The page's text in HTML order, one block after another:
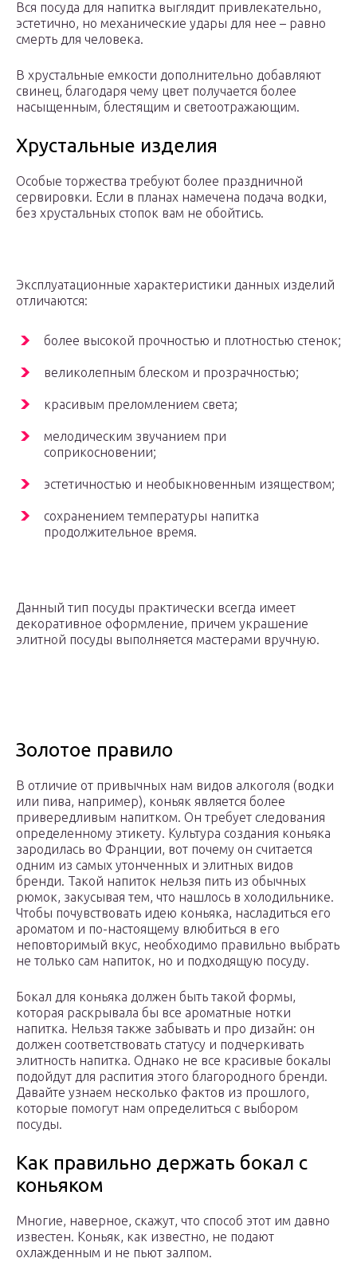
Вся посуда для напитка выглядит привлекательно,
эстетично, но механические удары для нее – равно
смерть для человека.
В хрустальные емкости дополнительно добавляют
свинец, благодаря чему цвет получается более
насыщенным, блестящим и светоотражающим.
Хрустальные изделия
Особые торжества требуют более праздничной
сервировки. Если в планах намечена подача водки,
без хрустальных стопок вам не обойтись.
Эксплуатационные характеристики данных изделий
отличаются:
более высокой прочностью и плотностью стенок;
великолепным блеском и прозрачностью;
красивым преломлением света;
мелодическим звучанием при
соприкосновении;
эстетичностью и необыкновенным изяществом;
сохранением температуры напитка
продолжительное время.
Данный тип посуды практически всегда имеет
декоративное оформление, причем украшение
элитной посуды выполняется мастерами вручную.
Золотое правило
В отличие от привычных нам видов алкоголя (водки
или пива, например), коньяк является более
привередливым напитком. Он требует следования
определенному этикету. Культура создания коньяка
зародилась во Франции, вот почему он считается
одним из самых утонченных и элитных видов
бренди. Такой напиток нельзя пить из обычных
рюмок, закусывая тем, что нашлось в холодильнике.
Чтобы почувствовать идею коньяка, насладиться его
ароматом и по-настоящему влюбиться в его
неповторимый вкус, необходимо правильно выбрать
не только сам напиток, но и подходящую посуду.
Бокал для коньяка должен быть такой формы,
которая раскрывала бы все ароматные нотки
напитка. Нельзя также забывать и про дизайн: он
должен соответствовать статусу и подчеркивать
элитность напитка. Однако не все красивые бокалы
подойдут для распития этого благородного бренди.
Давайте узнаем несколько фактов из прошлого,
которые помогут нам определиться с выбором
посуды.
Как правильно держать бокал с
коньяком
Многие, наверное, скажут, что способ этот им давно
известен. Коньяк, как известно, не подают
охлажденным и не пьют залпом.